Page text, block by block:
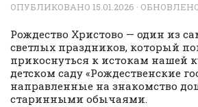
ОПУБЛИКОВАНО 15.01.2026 ·
Рождество Христово — один из
светлых праздников, который
прикоснуться к истокам нашей
детском саду «Рождественские
направленные на знакомство
старинными обычаями.